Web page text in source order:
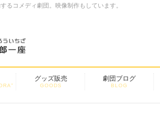
るコメディ劇団。映像制作もしています。
グッズ販売
GOODS
劇団ブログ
BLOG